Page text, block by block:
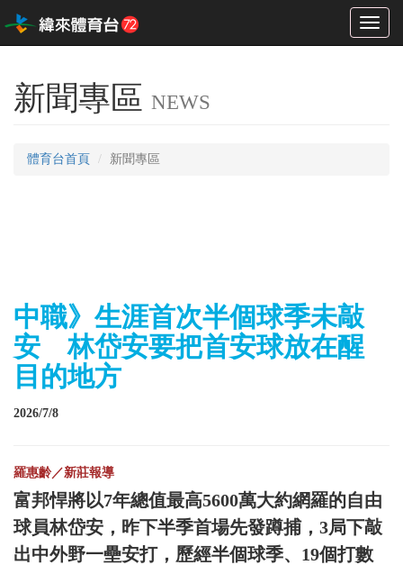
Toggle
新聞專區 NEWS
體育台首頁 新聞專區
中職》生涯首次半個球季未敲
安 林岱安要把首安球放在醒
目的地方
2026/7/8
羅惠齡／新莊報導
富邦悍將以7年總值最高5600萬大約網羅的自由
球員林岱安，昨下半季首場先發蹲捕，3局下敲
出中外野一壘安打，歷經半個球季、19個打數